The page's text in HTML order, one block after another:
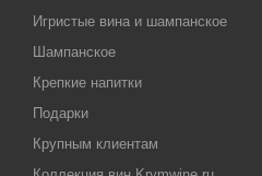
Игристые вина и шампанское
Шампанское
Крепкие напитки
Подарки
Крупным клиентам